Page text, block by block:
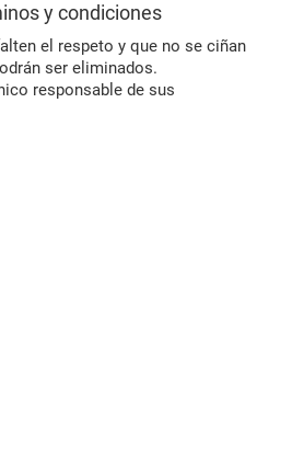
y condiciones
el respeto y que no se ciñan
ser eliminados.
responsable de sus